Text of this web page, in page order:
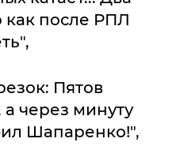
как после РПЛ
Пятов
через минуту
Шапаренко!",